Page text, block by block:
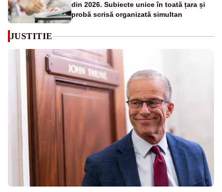
din 2026. Subiecte unice în toată țara și
probă scrisă organizată simultan
JUSTITIE